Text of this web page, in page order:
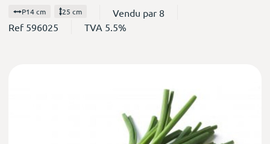
P14 cm 25 cm
Vendu par 8
Ref 596025
TVA 5.5%